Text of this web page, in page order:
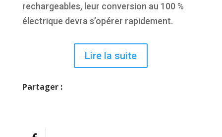
rechargeables, leur conversion au 100 %
électrique devra s’opérer rapidement.
Lire la suite
Partager :